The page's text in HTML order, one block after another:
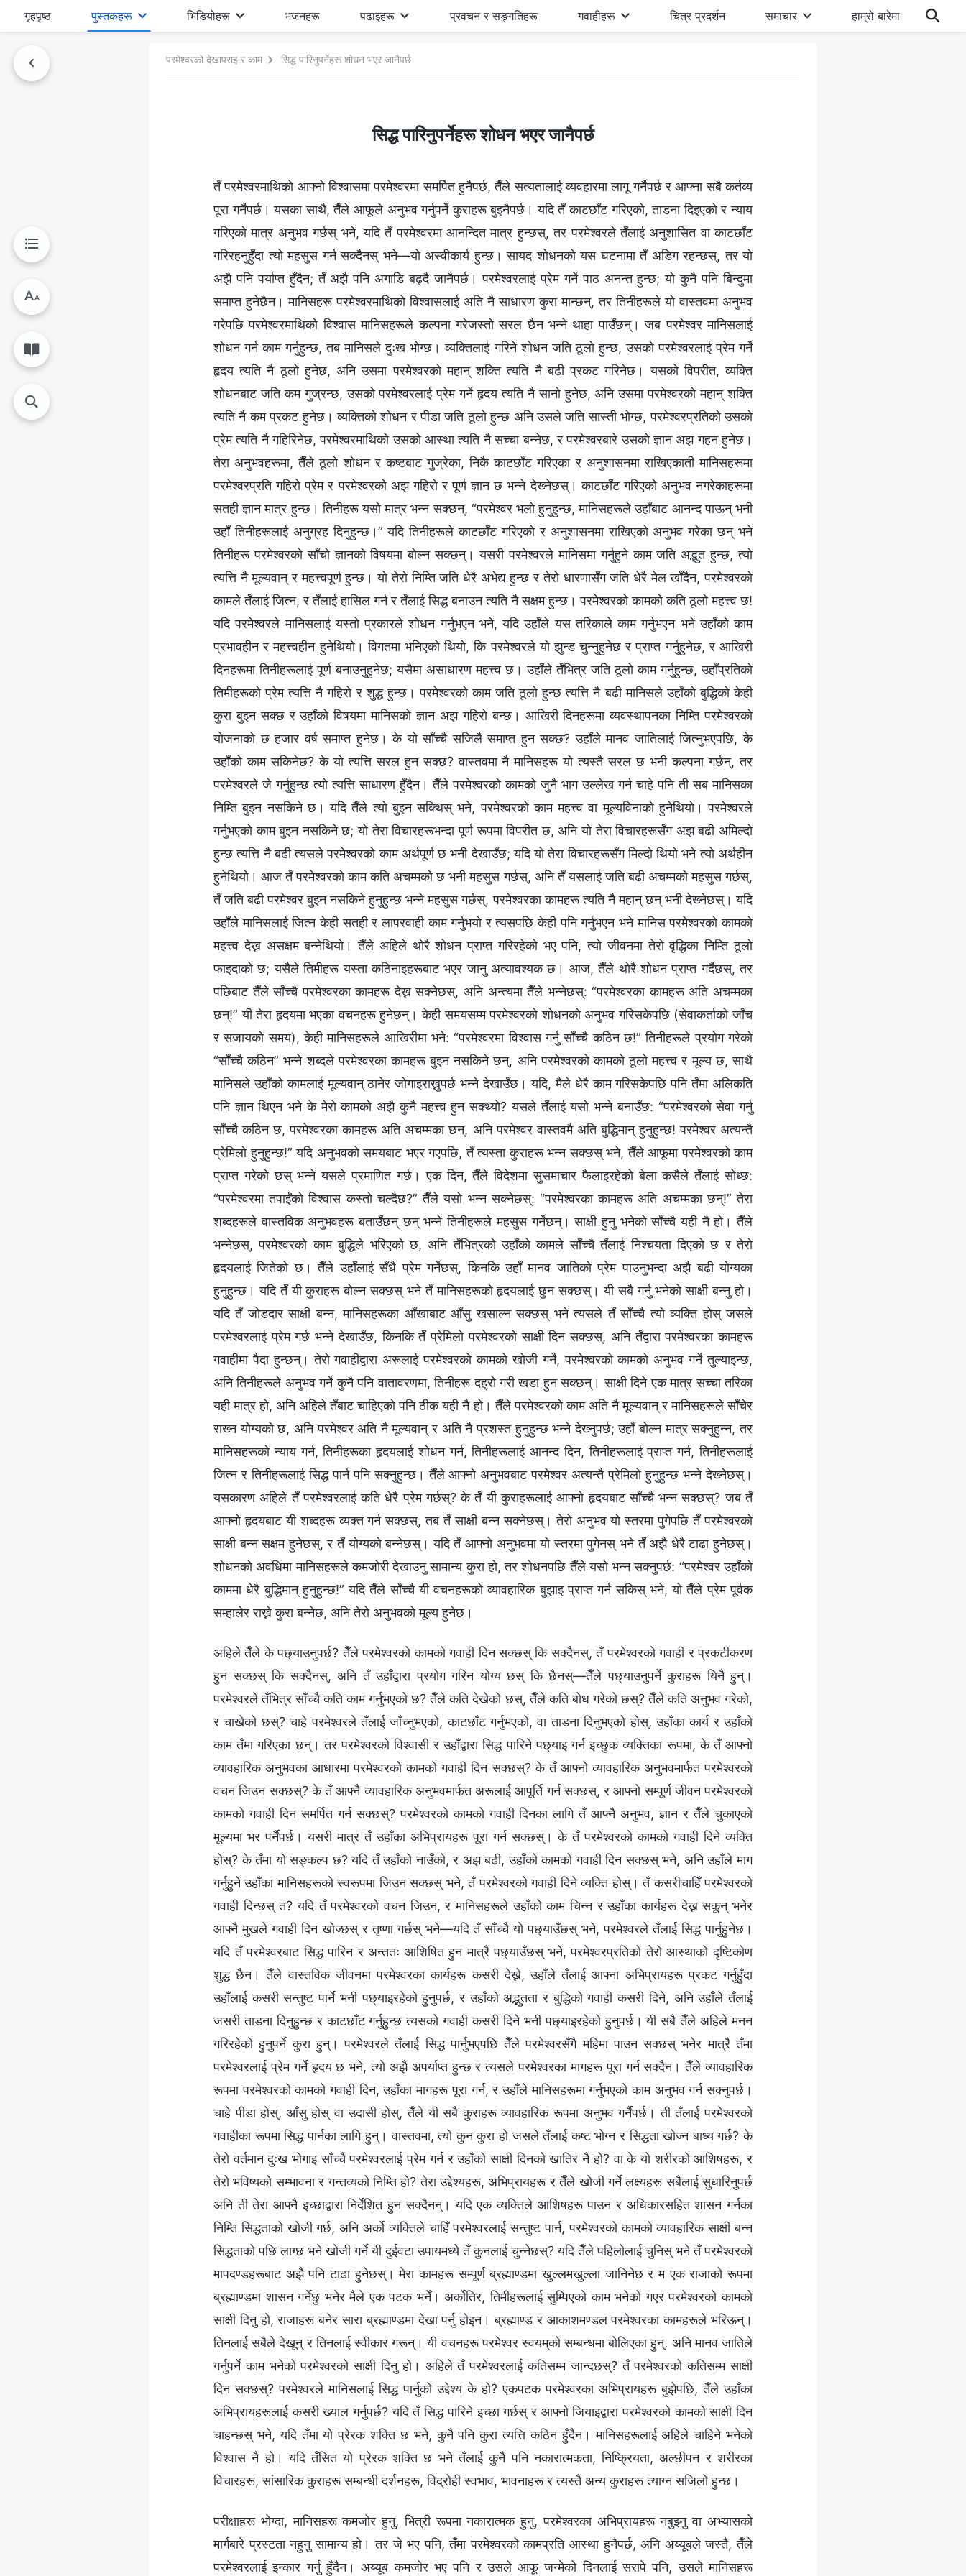
गृहपृष्ठ पुस्तकहरू भिडियोहरू भजनहरू पढाइहरू प्रवचन र सङ्गतिहरू गवाहीहरू चित्र प्रदर्शन समाचार हाम्रो बारेमा
परमेश्‍वरको देखापराइ र काम सिद्ध पारिनुपर्नेहरू शोधन भएर जानैपर्छ
सिद्ध पारिनुपर्नेहरू शोधन भएर जानैपर्छ
तँ परमेश्‍वरमाथिको आफ्नो विश्‍वासमा परमेश्‍वरमा समर्पित हुनैपर्छ, तैँले सत्यतालाई व्यवहारमा लागू गर्नैपर्छ र आफ्ना सबै कर्तव्य
पूरा गर्नैपर्छ। यसका साथै, तैँले आफूले अनुभव गर्नुपर्ने कुराहरू बुझ्नैपर्छ। यदि तँ काटछाँट गरिएको, ताडना दिइएको र न्याय
गरिएको मात्र अनुभव गर्छस् भने, यदि तँ परमेश्‍वरमा आनन्दित मात्र हुन्छस्, तर परमेश्‍वरले तँलाई अनुशासित वा काटछाँट
गरिरहनुहुँदा त्यो महसुस गर्न सक्दैनस् भने—यो अस्वीकार्य हुन्छ। सायद शोधनको यस घटनामा तँ अडिग रहन्छस्, तर यो
अझै पनि पर्याप्त हुँदैन; तँ अझै पनि अगाडि बढ्दै जानैपर्छ। परमेश्‍वरलाई प्रेम गर्ने पाठ अनन्त हुन्छ; यो कुनै पनि बिन्दुमा
समाप्त हुनेछैन। मानिसहरू परमेश्‍वरमाथिको विश्‍वासलाई अति नै साधारण कुरा मान्छन्, तर तिनीहरूले यो वास्तवमा अनुभव
गरेपछि परमेश्‍वरमाथिको विश्‍वास मानिसहरूले कल्पना गरेजस्तो सरल छैन भन्ने थाहा पाउँछन्। जब परमेश्‍वर मानिसलाई
शोधन गर्न काम गर्नुहुन्छ, तब मानिसले दुःख भोग्छ। व्यक्तिलाई गरिने शोधन जति ठूलो हुन्छ, उसको परमेश्‍वरलाई प्रेम गर्ने
हृदय त्यति नै ठूलो हुनेछ, अनि उसमा परमेश्‍वरको महान् शक्ति त्यति नै बढी प्रकट गरिनेछ। यसको विपरीत, व्यक्ति
शोधनबाट जति कम गुज्रन्छ, उसको परमेश्‍वरलाई प्रेम गर्ने हृदय त्यति नै सानो हुनेछ, अनि उसमा परमेश्‍वरको महान् शक्ति
त्यति नै कम प्रकट हुनेछ। व्यक्तिको शोधन र पीडा जति ठूलो हुन्छ अनि उसले जति सास्ती भोग्छ, परमेश्‍वरप्रतिको उसको
प्रेम त्यति नै गहिरिनेछ, परमेश्‍वरमाथिको उसको आस्था त्यति नै सच्चा बन्नेछ, र परमेश्‍वरबारे उसको ज्ञान अझ गहन हुनेछ।
तेरा अनुभवहरूमा, तैँले ठूलो शोधन र कष्टबाट गुज्रेका, निकै काटछाँट गरिएका र अनुशासनमा राखिएकाती मानिसहरूमा
परमेश्‍वरप्रति गहिरो प्रेम र परमेश्‍वरको अझ गहिरो र पूर्ण ज्ञान छ भन्‍ने देख्‍नेछस्। काटछाँट गरिएको अनुभव नगरेकाहरूमा
सतही ज्ञान मात्र हुन्छ। तिनीहरू यसो मात्र भन्न सक्छन्, “परमेश्‍वर भलो हुनुहुन्छ, मानिसहरूले उहाँबाट आनन्द पाऊन् भनी
उहाँ तिनीहरूलाई अनुग्रह दिनुहुन्छ।” यदि तिनीहरूले काटछाँट गरिएको र अनुशासनमा राखिएको अनुभव गरेका छन् भने
तिनीहरू परमेश्‍वरको साँचो ज्ञानको विषयमा बोल्न सक्छन्। यसरी परमेश्‍वरले मानिसमा गर्नुहुने काम जति अद्भुत हुन्छ, त्यो
त्यत्ति नै मूल्यवान् र महत्त्वपूर्ण हुन्छ। यो तेरो निम्ति जति धेरै अभेद्य हुन्छ र तेरो धारणासँग जति धेरै मेल खाँदैन, परमेश्‍वरको
कामले तँलाई जित्न, र तँलाई हासिल गर्न र तँलाई सिद्ध बनाउन त्यति नै सक्षम हुन्छ। परमेश्‍वरको कामको कति ठूलो महत्त्व छ!
यदि परमेश्‍वरले मानिसलाई यस्तो प्रकारले शोधन गर्नुभएन भने, यदि उहाँले यस तरिकाले काम गर्नुभएन भने उहाँको काम
प्रभावहीन र महत्त्वहीन हुनेथियो। विगतमा भनिएको थियो, कि परमेश्‍वरले यो झुन्ड चुन्नुहुनेछ र प्राप्त गर्नुहुनेछ, र आखिरी
दिनहरूमा तिनीहरूलाई पूर्ण बनाउनुहुनेछ; यसैमा असाधारण महत्त्व छ। उहाँले तँभित्र जति ठूलो काम गर्नुहुन्छ, उहाँप्रतिको
तिमीहरूको प्रेम त्यत्ति नै गहिरो र शुद्ध हुन्छ। परमेश्‍वरको काम जति ठूलो हुन्छ त्यत्ति नै बढी मानिसले उहाँको बुद्धिको केही
कुरा बुझ्न सक्छ र उहाँको विषयमा मानिसको ज्ञान अझ गहिरो बन्छ। आखिरी दिनहरूमा व्यवस्थापनका निम्ति परमेश्‍वरको
योजनाको छ हजार वर्ष समाप्त हुनेछ। के यो साँच्चै सजिलै समाप्त हुन सक्छ? उहाँले मानव जातिलाई जित्नुभएपछि, के
उहाँको काम सकिनेछ? के यो त्यत्ति सरल हुन सक्छ? वास्तवमा नै मानिसहरू यो त्यस्तै सरल छ भनी कल्पना गर्छन्, तर
परमेश्‍वरले जे गर्नुहुन्छ त्यो त्यत्ति साधारण हुँदैन। तैँले परमेश्‍वरको कामको जुनै भाग उल्लेख गर्न चाहे पनि ती सब मानिसका
निम्ति बुझ्न नसकिने छ। यदि तैँले त्यो बुझ्न सक्थिस् भने, परमेश्‍वरको काम महत्त्व वा मूल्यविनाको हुनेथियो। परमेश्‍वरले
गर्नुभएको काम बुझ्न नसकिने छ; यो तेरा विचारहरूभन्दा पूर्ण रूपमा विपरीत छ, अनि यो तेरा विचारहरूसँग अझ बढी अमिल्दो
हुन्छ त्यत्ति नै बढी त्यसले परमेश्‍वरको काम अर्थपूर्ण छ भनी देखाउँछ; यदि यो तेरा विचारहरूसँग मिल्दो थियो भने त्यो अर्थहीन
हुनेथियो। आज तँ परमेश्‍वरको काम कति अचम्मको छ भनी महसुस गर्छस्, अनि तँ यसलाई जति बढी अचम्मको महसुस गर्छस्,
तँ जति बढी परमेश्‍वर बुझ्न नसकिने हुनुहुन्छ भन्‍ने महसुस गर्छस्, परमेश्‍वरका कामहरू त्यति नै महान् छन् भनी देख्‍नेछस्। यदि
उहाँले मानिसलाई जित्न केही सतही र लापरवाही काम गर्नुभयो र त्यसपछि केही पनि गर्नुभएन भने मानिस परमेश्‍वरको कामको
महत्त्व देख्न असक्षम बन्‍नेथियो। तैँले अहिले थोरै शोधन प्राप्त गरिरहेको भए पनि, त्यो जीवनमा तेरो वृद्धिका निम्ति ठूलो
फाइदाको छ; यसैले तिमीहरू यस्ता कठिनाइहरूबाट भएर जानु अत्यावश्यक छ। आज, तैँले थोरै शोधन प्राप्त गर्दैछस्, तर
पछिबाट तैँले साँच्चै परमेश्‍वरका कामहरू देख्न सक्‍नेछस्, अनि अन्त्यमा तैँले भन्‍नेछस्: “परमेश्‍वरका कामहरू अति अचम्मका
छन्!” यी तेरा हृदयमा भएका वचनहरू हुनेछन्। केही समयसम्म परमेश्‍वरको शोधनको अनुभव गरिसकेपछि (सेवाकर्ताको जाँच
र सजायको समय), केही मानिसहरूले आखिरीमा भने: “परमेश्‍वरमा विश्‍वास गर्नु साँच्चै कठिन छ!” तिनीहरूले प्रयोग गरेको
“साँच्चै कठिन” भन्‍ने शब्दले परमेश्‍वरका कामहरू बुझ्न नसकिने छन्, अनि परमेश्‍वरको कामको ठूलो महत्त्व र मूल्य छ, साथै
मानिसले उहाँको कामलाई मूल्यवान् ठानेर जोगाइराख्नुपर्छ भन्‍ने देखाउँछ। यदि, मैले धेरै काम गरिसकेपछि पनि तँमा अलिकति
पनि ज्ञान थिएन भने के मेरो कामको अझै कुनै महत्त्व हुन सक्थ्यो? यसले तँलाई यसो भन्‍ने बनाउँछ: “परमेश्‍वरको सेवा गर्नु
साँच्चै कठिन छ, परमेश्‍वरका कामहरू अति अचम्मका छन्, अनि परमेश्‍वर वास्तवमै अति बुद्धिमान् हुनुहुन्छ! परमेश्‍वर अत्यन्तै
प्रेमिलो हुनुहुन्छ!” यदि अनुभवको समयबाट भएर गएपछि, तँ त्यस्ता कुराहरू भन्न सक्छस् भने, तैँले आफूमा परमेश्‍वरको काम
प्राप्त गरेको छस् भन्‍ने यसले प्रमाणित गर्छ। एक दिन, तैँले विदेशमा सुसमाचार फैलाइरहेको बेला कसैले तँलाई सोध्छ:
“परमेश्‍वरमा तपाईंको विश्‍वास कस्तो चल्दैछ?” तैँले यसो भन्न सक्‍नेछस्: “परमेश्‍वरका कामहरू अति अचम्मका छन्!” तेरा
शब्‍दहरूले वास्तविक अनुभवहरू बताउँछन् छन् भन्‍ने तिनीहरूले महसुस गर्नेछन्। साक्षी हुनु भनेको साँच्चै यही नै हो। तैँले
भन्‍नेछस्, परमेश्‍वरको काम बुद्धिले भरिएको छ, अनि तँभित्रको उहाँको कामले साँच्चै तँलाई निश्‍चयता दिएको छ र तेरो
हृदयलाई जितेको छ। तैँले उहाँलाई सँधै प्रेम गर्नेछस्, किनकि उहाँ मानव जातिको प्रेम पाउनुभन्दा अझै बढी योग्यका
हुनुहुन्छ। यदि तँ यी कुराहरू बोल्न सक्छस् भने तँ मानिसहरूको हृदयलाई छुन सक्छस्। यी सबै गर्नु भनेको साक्षी बन्नु हो।
यदि तँ जोडदार साक्षी बन्न, मानिसहरूका आँखाबाट आँसु खसाल्न सक्छस् भने त्यसले तँ साँच्चै त्यो व्यक्ति होस् जसले
परमेश्‍वरलाई प्रेम गर्छ भन्‍ने देखाउँछ, किनकि तँ प्रेमिलो परमेश्‍वरको साक्षी दिन सक्छस्, अनि तँद्वारा परमेश्‍वरका कामहरू
गवाहीमा पैदा हुन्छन्। तेरो गवाहीद्वारा अरूलाई परमेश्‍वरको कामको खोजी गर्ने, परमेश्‍वरको कामको अनुभव गर्ने तुल्याइन्छ,
अनि तिनीहरूले अनुभव गर्ने कुनै पनि वातावरणमा, तिनीहरू दह्रो गरी खडा हुन सक्छन्। साक्षी दिने एक मात्र सच्‍चा तरिका
यही मात्र हो, अनि अहिले तँबाट चाहिएको पनि ठीक यही नै हो। तैँले परमेश्‍वरको काम अति नै मूल्यवान् र मानिसहरूले साँचेर
राख्‍न योग्यको छ, अनि परमेश्‍वर अति नै मूल्यवान् र अति नै प्रशस्त हुनुहुन्छ भन्‍ने देख्‍नुपर्छ; उहाँ बोल्न मात्र सक्नुहुन्न, तर
मानिसहरूको न्याय गर्न, तिनीहरूका हृदयलाई शोधन गर्न, तिनीहरूलाई आनन्द दिन, तिनीहरूलाई प्राप्त गर्न, तिनीहरूलाई
जित्न र तिनीहरूलाई सिद्ध पार्न पनि सक्नुहुन्छ। तैँले आफ्नो अनुभवबाट परमेश्‍वर अत्यन्तै प्रेमिलो हुनुहुन्छ भन्‍ने देख्‍नेछस्।
यसकारण अहिले तँ परमेश्‍वरलाई कति धेरै प्रेम गर्छस्? के तँ यी कुराहरूलाई आफ्नो हृदयबाट साँच्चै भन्न सक्छस्? जब तँ
आफ्नो हृदयबाट यी शब्दहरू व्यक्त गर्न सक्छस्, तब तँ साक्षी बन्न सक्‍नेछस्। तेरो अनुभव यो स्तरमा पुगेपछि तँ परमेश्‍वरको
साक्षी बन्न सक्षम हुनेछस्, र तँ योग्यको बन्‍नेछस्। यदि तँ आफ्‍नो अनुभवमा यो स्तरमा पुगेनस् भने तँ अझै धेरै टाढा हुनेछस्।
शोधनको अवधिमा मानिसहरूले कमजोरी देखाउनु सामान्य कुरा हो, तर शोधनपछि तैँले यसो भन्न सक्नुपर्छ: “परमेश्‍वर उहाँको
काममा धेरै बुद्धिमान् हुनुहुन्छ!” यदि तैँले साँच्चै यी वचनहरूको व्यावहारिक बुझाइ प्राप्त गर्न सकिस् भने, यो तैँले प्रेम पूर्वक
सम्हालेर राख्ने कुरा बन्नेछ, अनि तेरो अनुभवको मूल्य हुनेछ।
अहिले तैँले के पछ्याउनुपर्छ? तैँले परमेश्‍वरको कामको गवाही दिन सक्छस् कि सक्दैनस्, तँ परमेश्‍वरको गवाही र प्रकटीकरण
हुन सक्छस् कि सक्दैनस्, अनि तँ उहाँद्वारा प्रयोग गरिन योग्य छस् कि छैनस्—तैँले पछ्याउनुपर्ने कुराहरू यिनै हुन्।
परमेश्‍वरले तँभित्र साँच्चै कति काम गर्नुभएको छ? तैँले कति देखेको छस्, तैँले कति बोध गरेको छस्? तैँले कति अनुभव गरेको,
र चाखेको छस्? चाहे परमेश्‍वरले तँलाई जाँच्नुभएको, काटछाँट गर्नुभएको, वा ताडना दिनुभएको होस्, उहाँका कार्य र उहाँको
काम तँमा गरिएका छन्। तर परमेश्‍वरको विश्‍वासी र उहाँद्वारा सिद्ध पारिने पछ्याइ गर्न इच्छुक व्यक्तिका रूपमा, के तँ आफ्नो
व्यावहारिक अनुभवका आधारमा परमेश्‍वरको कामको गवाही दिन सक्छस्? के तँ आफ्नो व्यावहारिक अनुभवमार्फत परमेश्‍वरको
वचन जिउन सक्छस्? के तँ आफ्नै व्यावहारिक अनुभवमार्फत अरूलाई आपूर्ति गर्न सक्छस्, र आफ्‍नो सम्पूर्ण जीवन परमेश्‍वरको
कामको गवाही दिन समर्पित गर्न सक्छस्? परमेश्‍वरको कामको गवाही दिनका लागि तँ आफ्नै अनुभव, ज्ञान र तैँले चुकाएको
मूल्यमा भर पर्नैपर्छ। यसरी मात्र तँ उहाँका अभिप्रायहरू पूरा गर्न सक्छस्। के तँ परमेश्‍वरको कामको गवाही दिने व्यक्ति
होस्? के तँमा यो सङ्कल्प छ? यदि तँ उहाँको नाउँको, र अझ बढी, उहाँको कामको गवाही दिन सक्छस् भने, अनि उहाँले माग
गर्नुहुने उहाँका मानिसहरूको स्वरूपमा जिउन सक्छस् भने, तँ परमेश्‍वरको गवाही दिने व्यक्ति होस्। तँ कसरीचाहिँ परमेश्‍वरको
गवाही दिन्छस् त? यदि तँ परमेश्‍वरको वचन जिउन, र मानिसहरूले उहाँको काम चिन्न र उहाँका कार्यहरू देख्न सकून् भनेर
आफ्नै मुखले गवाही दिन खोज्छस् र तृष्णा गर्छस् भने—यदि तँ साँच्‍चै यो पछ्याउँछस् भने, परमेश्‍वरले तँलाई सिद्ध पार्नुहुनेछ।
यदि तँ परमेश्‍वरबाट सिद्ध पारिन र अन्ततः आशिषित हुन मात्रै पछ्याउँछस् भने, परमेश्‍वरप्रतिको तेरो आस्थाको दृष्टिकोण
शुद्ध छैन। तैँले वास्तविक जीवनमा परमेश्‍वरका कार्यहरू कसरी देख्ने, उहाँले तँलाई आफ्ना अभिप्रायहरू प्रकट गर्नुहुँदा
उहाँलाई कसरी सन्तुष्ट पार्ने भनी पछ्याइरहेको हुनुपर्छ, र उहाँको अद्भुतता र बुद्धिको गवाही कसरी दिने, अनि उहाँले तँलाई
जसरी ताडना दिनुहुन्छ र काटछाँट गर्नुहुन्छ त्यसको गवाही कसरी दिने भनी पछ्याइरहेको हुनुपर्छ। यी सबै तैँले अहिले मनन
गरिरहेको हुनुपर्ने कुरा हुन्। परमेश्‍वरले तँलाई सिद्ध पार्नुभएपछि तैँले परमेश्‍वरसँगै महिमा पाउन सक्छस् भनेर मात्रै तँमा
परमेश्‍वरलाई प्रेम गर्ने हृदय छ भने, त्यो अझै अपर्याप्त हुन्छ र त्यसले परमेश्‍वरका मागहरू पूरा गर्न सक्दैन। तैँले व्यावहारिक
रूपमा परमेश्‍वरको कामको गवाही दिन, उहाँका मागहरू पूरा गर्न, र उहाँले मानिसहरूमा गर्नुभएको काम अनुभव गर्न सक्नुपर्छ।
चाहे पीडा होस्, आँसु होस् वा उदासी होस्, तैँले यी सबै कुराहरू व्यावहारिक रूपमा अनुभव गर्नैपर्छ। ती तँलाई परमेश्‍वरको
गवाहीका रूपमा सिद्ध पार्नका लागि हुन्। वास्तवमा, त्यो कुन कुरा हो जसले तँलाई कष्ट भोग्‍न र सिद्धता खोज्‍न बाध्य गर्छ? के
तेरो वर्तमान दुःख भोगाइ साँच्चै परमेश्‍वरलाई प्रेम गर्न र उहाँको साक्षी दिनको खातिर नै हो? वा के यो शरीरको आशिषहरू, र
तेरो भविष्यको सम्भावना र गन्तव्यको निम्ति हो? तेरा उद्देश्यहरू, अभिप्रायहरू र तैँले खोजी गर्ने लक्ष्यहरू सबैलाई सुधारिनुपर्छ
अनि ती तेरा आफ्नै इच्छाद्वारा निर्देशित हुन सक्दैनन्। यदि एक व्यक्तिले आशिषहरू पाउन र अधिकारसहित शासन गर्नका
निम्ति सिद्धताको खोजी गर्छ, अनि अर्को व्यक्तिले चाहिँ परमेश्‍वरलाई सन्तुष्ट पार्न, परमेश्‍वरको कामको व्यावहारिक साक्षी बन्न
सिद्धताको पछि लाग्छ भने खोजी गर्ने यी दुईवटा उपायमध्ये तँ कुनलाई चुन्‍नेछस्? यदि तैँले पहिलोलाई चुनिस् भने तँ परमेश्‍वरको
मापदण्डहरूबाट अझै पनि टाढा हुनेछस्। मेरा कामहरू सम्पूर्ण ब्रह्माण्डमा खुल्लमखुल्ला जानिनेछ र म एक राजाको रूपमा
ब्रह्माण्डमा शासन गर्नेछु भनेर मैले एक पटक भनेँ। अर्कोतिर, तिमीहरूलाई सुम्पिएको काम भनेको गएर परमेश्‍वरको कामको
साक्षी दिनु हो, राजाहरू बनेर सारा ब्रह्माण्डमा देखा पर्नु होइन। ब्रह्माण्ड र आकाशमण्डल परमेश्‍वरका कामहरूले भरिऊन्।
तिनलाई सबैले देखून् र तिनलाई स्वीकार गरून्। यी वचनहरू परमेश्‍वर स्वयम्‌को सम्बन्धमा बोलिएका हुन्, अनि मानव जातिले
गर्नुपर्ने काम भनेको परमेश्‍वरको साक्षी दिनु हो। अहिले तँ परमेश्‍वरलाई कतिसम्म जान्दछस्? तँ परमेश्‍वरको कतिसम्म साक्षी
दिन सक्छस्? परमेश्‍वरले मानिसलाई सिद्ध पार्नुको उद्देश्य के हो? एकपटक परमेश्‍वरका अभिप्रायहरू बुझेपछि, तैँले उहाँका
अभिप्रायहरूलाई कसरी ख्याल गर्नुपर्छ? यदि तँ सिद्ध पारिने इच्छा गर्छस् र आफ्‍नो जियाइद्वारा परमेश्‍वरको कामको साक्षी दिन
चाहन्छस् भने, यदि तँमा यो प्रेरक शक्ति छ भने, कुनै पनि कुरा त्यत्ति कठिन हुँदैन। मानिसहरूलाई अहिले चाहिने भनेको
विश्‍वास नै हो। यदि तँसित यो प्रेरक शक्ति छ भने तँलाई कुनै पनि नकारात्मकता, निष्क्रियता, अल्छीपन र शरीरका
विचारहरू, सांसारिक कुराहरू सम्‍बन्धी दर्शनहरू, विद्रोही स्वभाव, भावनाहरू र त्यस्तै अन्य कुराहरू त्याग्न सजिलो हुन्छ।
परीक्षाहरू भोग्दा, मानिसहरू कमजोर हुनु, भित्री रूपमा नकारात्मक हुनु, परमेश्‍वरका अभिप्रायहरू नबुझ्नु वा अभ्यासको
मार्गबारे प्रस्टता नहुनु सामान्य हो। तर जे भए पनि, तँमा परमेश्‍वरको कामप्रति आस्था हुनैपर्छ, अनि अय्यूबले जस्तै, तैँले
परमेश्‍वरलाई इन्कार गर्नु हुँदैन। अय्यूब कमजोर भए पनि र उसले आफू जन्मेको दिनलाई सरापे पनि, उसले मानिसहरू